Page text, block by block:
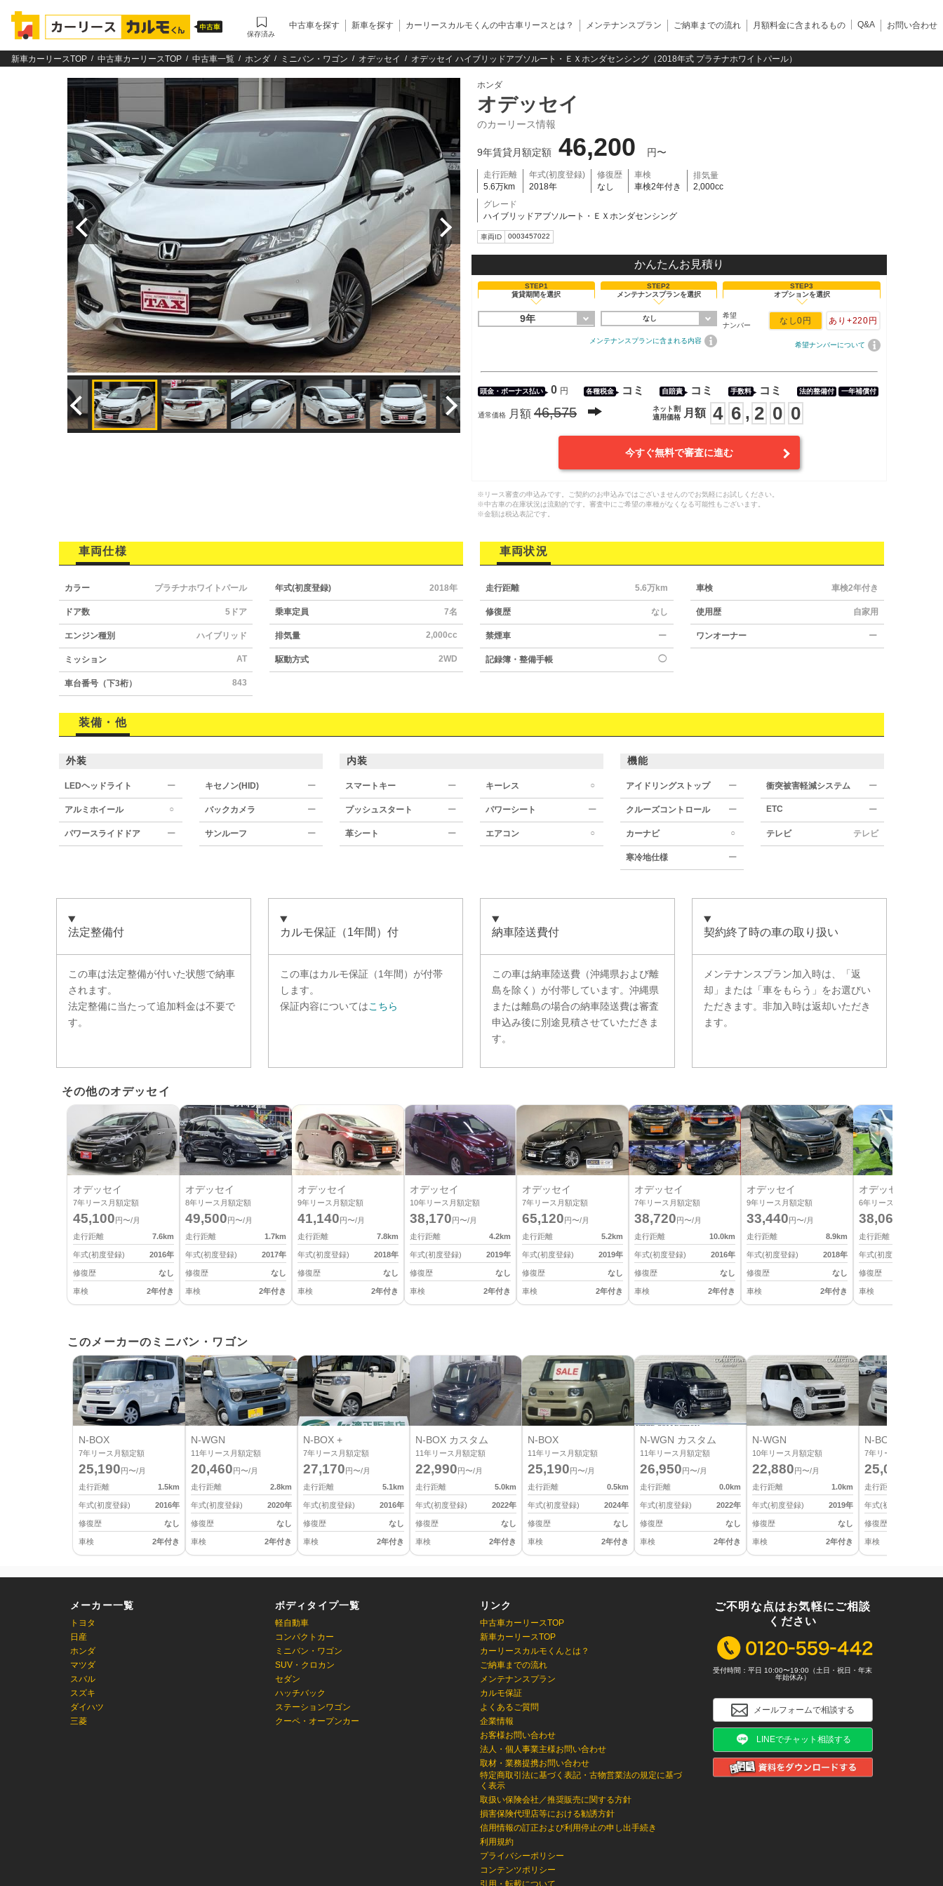
保存済み
中古車を探す 新車を探す カーリースカルモくんの中古車リースとは？ メンテナンスプラン ご納車までの流れ 月額料金に含まれるもの Q&A お問い合わせ
新車カーリースTOP 中古車カーリースTOP 中古車一覧 ホンダ ミニバン・ワゴン オデッセイ オデッセイ ハイブリッドアブソルート・ＥＸホンダセンシング（2018年式 プラチナホワイトパール）
ホンダ
オデッセイ
のカーリース情報
9年賃貸月額定額 46,200 円〜
走行距離
5.6万km
年式(初度登録)
2018年
修復歴
なし
車検
車検2年付き
排気量
2,000cc
グレード
ハイブリッドアブソルート・ＥＸホンダセンシング
車両ID 0003457022
かんたんお見積り
STEP1
賃貸期間を選択
9年
STEP2
メンテナンスプランを選択
なし
メンテナンスプランに含まれる内容
STEP3
オプションを選択
希望
ナンバー
なし0円 あり +220円
希望ナンバーについて
頭金・ボーナス払い 0 円 各種税金 コミ 自賠責 コミ 手数料 コミ 法的整備付 一年補償付
通常価格 月額 46,575
ネット割
適用価格
月額 4 6 , 2 0 0
今すぐ無料で審査に進む
※リース審査の申込みです。ご契約のお申込みではございませんのでお気軽にお試しください。
※中古車の在庫状況は流動的です。審査中にご希望の車種がなくなる可能性もございます。
※金額は税込表記です。
車両仕様
カラー プラチナホワイトパール 年式(初度登録) 2018年
ドア数 5ドア 乗車定員 7名
エンジン種別 ハイブリッド 排気量 2,000cc
ミッション AT 駆動方式 2WD
車台番号（下3桁） 843
車両状況
走行距離 5.6万km 車検 車検2年付き
修復歴 なし 使用歴 自家用
禁煙車 ー ワンオーナー ー
記録簿・整備手帳 ◯
装備・他
外装
LEDヘッドライト ー キセノン(HID) ー
アルミホイール ○ バックカメラ ー
パワースライドドア ー サンルーフ ー
内装
スマートキー ー キーレス ○
プッシュスタート ー パワーシート ー
革シート ー エアコン ○
機能
アイドリングストップ ー 衝突被害軽減システム ー
クルーズコントロール ー ETC ー
カーナビ ○ テレビ テレビ
寒冷地仕様 ー
法定整備付
この車は法定整備が付いた状態で納車
されます。
法定整備に当たって追加料金は不要で
す。
カルモ保証（1年間）付
この車はカルモ保証（1年間） が付帯
します。
保証内容についてはこちら
納車陸送費付
この車は納車陸送費（沖縄県および離
島を除く）が付帯しています。沖縄県
または離島の場合の納車陸送費は審査
申込み後に別途見積させていただきま
す。
契約終了時の車の取り扱い
メンテナンスプラン加入時は、「返
却」または「車をもらう」をお選びい
ただきます。非加入時は返却いただき
ます。
その他のオデッセイ
オデッセイ
7年リース月額定額
45,100 円〜/月
走行距離
7.6km
年式(初度登録) 2016年
修復歴 なし
車検 2年付き
オデッセイ
8年リース月額定額
49,500 円〜/月
走行距離
1.7km
年式(初度登録) 2017年
修復歴 なし
車検 2年付き
オデッセイ
9年リース月額定額
41,140 円〜/月
走行距離
7.8km
年式(初度登録) 2018年
修復歴 なし
車検 2年付き
オデッセイ
10年リース月額定額
38,170 円〜/月
走行距離
4.2km
年式(初度登録) 2019年
修復歴 なし
車検 2年付き
オデッセイ
7年リース月額定額
65,120 円〜/月
走行距離
5.2km
年式(初度登録) 2019年
修復歴 なし
車検 2年付き
オデッセイ
7年リース月額定額
38,720 円〜/月
走行距離
10.0km
年式(初度登録) 2016年
修復歴 なし
車検 2年付き
オデッセイ
9年リース月額定額
33,440 円〜/月
走行距離
8.9km
年式(初度登録) 2018年
修復歴 なし
車検 2年付き
オデッセイ
6年リース月額定額
38,060
走行距離
年式(初度登録)
修復歴
車検
このメーカーのミニバン・ワゴン
N-BOX
7年リース月額定額
25,190 円〜/月
走行距離
1.5km
年式(初度登録) 2016年
修復歴 なし
車検 2年付き
N-WGN
11年リース月額定額
20,460 円〜/月
走行距離
2.8km
年式(初度登録) 2020年
修復歴 なし
車検 2年付き
N-BOX +
7年リース月額定額
27,170 円〜/月
走行距離
5.1km
年式(初度登録) 2016年
修復歴 なし
車検 2年付き
N-BOX カスタム
11年リース月額定額
22,990 円〜/月
走行距離
5.0km
年式(初度登録) 2022年
修復歴 なし
車検 2年付き
N-BOX
11年リース月額定額
25,190 円〜/月
走行距離
0.5km
年式(初度登録) 2024年
修復歴 なし
車検 2年付き
N-WGN カスタム
11年リース月額定額
26,950 円〜/月
走行距離
0.0km
年式(初度登録) 2022年
修復歴 なし
車検 2年付き
N-WGN
10年リース月額定額
22,880 円〜/月
走行距離
1.0km
年式(初度登録) 2019年
修復歴 なし
車検 2年付き
N-BOX
7年リース月額定額
25,080
走行距離
年式(初度登録)
修復歴
車検
メーカー一覧
トヨタ
日産
ホンダ
マツダ
スバル
スズキ
ダイハツ
三菱
ボディタイプ一覧
軽自動車
コンパクトカー
ミニバン・ワゴン
SUV・クロカン
セダン
ハッチバック
ステーションワゴン
クーペ・オープンカー
リンク
中古車カーリースTOP
新車カーリースTOP
カーリースカルモくんとは？
ご納車までの流れ
メンテナンスプラン
カルモ保証
よくあるご質問
企業情報
お客様お問い合わせ
法人・個人事業主様お問い合わせ
取材・業務提携お問い合わせ
特定商取引法に基づく表記・古物営業法の規定に基づ
く表示
取扱い保険会社／推奨販売に関する方針
損害保険代理店等における勧誘方針
信用情報の訂正および利用停止の申し出手続き
利用規約
プライバシーポリシー
コンテンツポリシー
ご不明な点はお気軽にご相談
ください
受付時間：平日 10:00〜19:00（土日・祝日・年末
年始休み）
メールフォームで相談する
LINEでチャット相談する